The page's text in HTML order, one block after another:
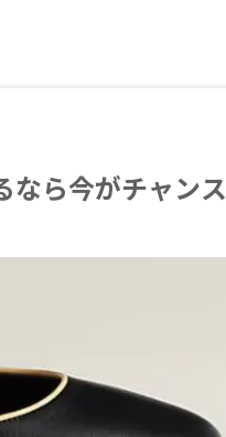
なら今がチャンス